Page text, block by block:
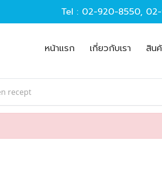
Tel : 02-920-8550,
หน้าแรก เกี่ยวกับเรา สิน
recept